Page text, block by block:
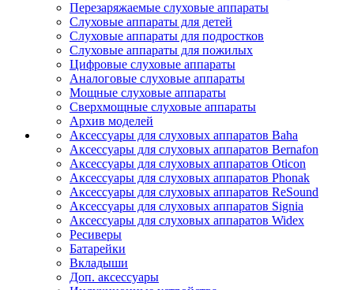
Перезаряжаемые слуховые аппараты
Слуховые аппараты для детей
Слуховые аппараты для подростков
Слуховые аппараты для пожилых
Цифровые слуховые аппараты
Аналоговые слуховые аппараты
Мощные слуховые аппараты
Сверхмощные слуховые аппараты
Архив моделей
Аксессуары для слуховых аппаратов Baha
Аксессуары для слуховых аппаратов Bernafon
Аксессуары для слуховых аппаратов Oticon
Аксессуары для слуховых аппаратов Phonak
Аксессуары для слуховых аппаратов ReSound
Аксессуары для слуховых аппаратов Signia
Аксессуары для слуховых аппаратов Widex
Ресиверы
Батарейки
Вкладыши
Доп. аксессуары